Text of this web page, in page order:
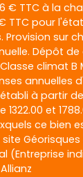
€ TTC à la
TTC pour
sur
Dépôt de
climat
annuelles
à partir
1322.00 et
ce bien
(Entreprise